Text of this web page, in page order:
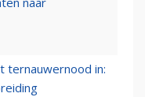
ternauwernood in: